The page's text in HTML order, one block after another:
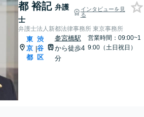
都 裕記 弁護
士
インタビューを見
る
弁護士法人新都法律事務所 東京事務所
東
京
都
|
渋
谷
区
参宮橋駅
から徒歩4
分
営業時間：09:00~1
9:00（土日祝日）